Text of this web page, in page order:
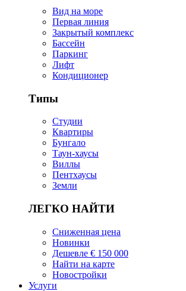
Вид на море
Первая линия
Закрытый комплекс
Бассейн
Паркинг
Лифт
Кондиционер
Типы
Студии
Квартиры
Бунгало
Таун-хаусы
Виллы
Пентхаусы
Земли
ЛЕГКО НАЙТИ
Сниженная цена
Новинки
Дешевле € 150 000
Найти на карте
Новостройки
Услуги